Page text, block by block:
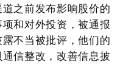
之前发布影响股价的
和对外投资，被通报
不当被批评，他们的
信整改，改善信息披